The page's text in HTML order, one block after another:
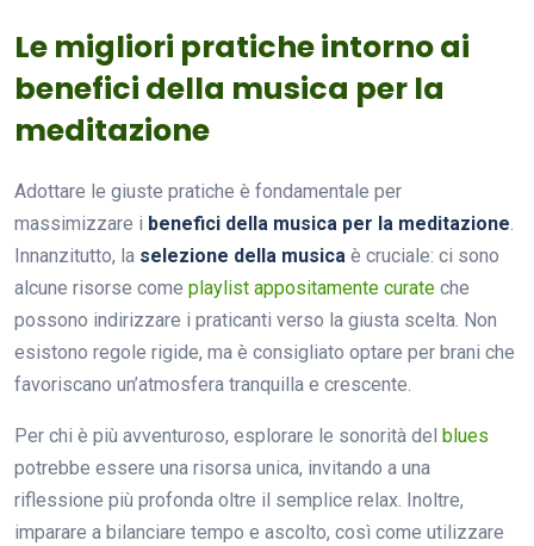
Le migliori pratiche intorno ai
benefici della musica per la
meditazione
Adottare le giuste pratiche è fondamentale per
massimizzare i benefici della musica per la meditazione.
Innanzitutto, la selezione della musica è cruciale: ci sono
alcune risorse come playlist appositamente curate che
possono indirizzare i praticanti verso la giusta scelta. Non
esistono regole rigide, ma è consigliato optare per brani che
favoriscano un’atmosfera tranquilla e crescente.
Per chi è più avventuroso, esplorare le sonorità del blues
potrebbe essere una risorsa unica, invitando a una
riflessione più profonda oltre il semplice relax. Inoltre,
imparare a bilanciare tempo e ascolto, così come utilizzare